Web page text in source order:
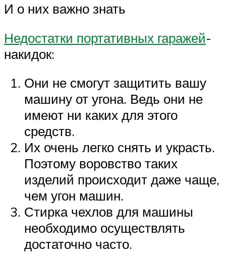
И о них важно знать
Недостатки портативных гаражей-
накидок:
Они не смогут защитить вашу
машину от угона. Ведь они не
имеют ни каких для этого
средств.
Их очень легко снять и украсть.
Поэтому воровство таких
изделий происходит даже чаще,
чем угон машин.
Стирка чехлов для машины
необходимо осуществлять
достаточно часто.